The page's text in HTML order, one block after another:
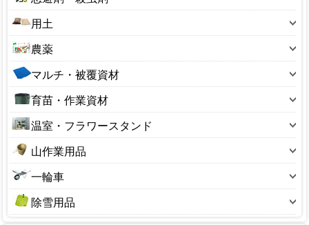
押切り
掛矢(カケヤ)
鎌(カマ)
鍬(クワ)
穴あけ器
溝そうじ器
十能・火ばさみ
鶴嘴(ツルハシ)
砥石(園芸用)
楔(くさび)
盆栽用品
60～69型
100～190型
200～290型
300～390型
400～490型
550型サイズ
650型サイズ
3号サイズ
4号サイズ
5号サイズ
6号サイズ
ラベル
温度計
花台
杭・支柱
荒縄・こも
収穫コンテナ
収穫袋
生ゴミ処理
その他
散水パーツ
ホースリール
サニーホース
ジョウロ・水さし
スプリンクラー
ひしゃく・ロート
ホースバンド
ローリータンク
芝刈用品
噴霧器・散布器
ガーデンシュレッダー
ナイロンコード
管理機・耕うん機
精米機・脱穀機
草焼きバーナー
忌避剤
殺菌剤
殺虫剤
捕獲器
防鳥用品
用土
土のう袋
用土小袋
用土大袋
農薬
除草剤
植物成長調整剤
硫黄合剤・マシン油
マルチ・被覆資材
ビニールシート・マルチ
ブルーシート
園芸ネット
保温資材・寒冷遮
防草シート
育苗・作業資材
あぜ波
ガーデンチェア
ハウス部品
バスケット
塩水選容器
農機具補修用品
温室・フラワースタンド
ビニール温室
アルミ温室
フラワースタンド
山作業用品
熊よけ鈴
山菜かご
背負子（しょいこ）
一輪車
一輪車除雪用品